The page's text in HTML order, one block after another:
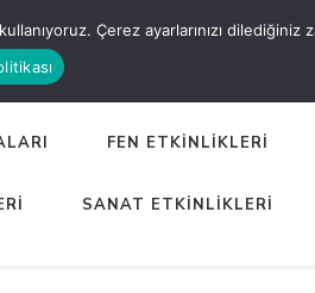
FEN ETKİNLİKLERİ
SANAT ETKİNLİKLERİ
Çerez ayarlarınızı